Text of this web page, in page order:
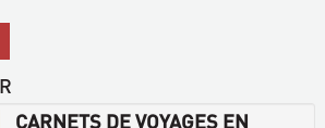
CARNETS DE VOYAGES EN